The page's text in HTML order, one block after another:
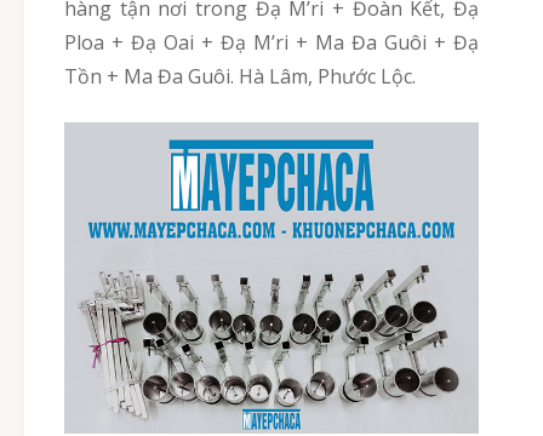
hàng tận nơi trong Đạ M’ri + Đoàn Kết, Đạ
Ploa + Đạ Oai + Đạ M’ri + Ma Đa Guôi + Đạ
Tồn + Ma Đa Guôi. Hà Lâm, Phước Lộc.